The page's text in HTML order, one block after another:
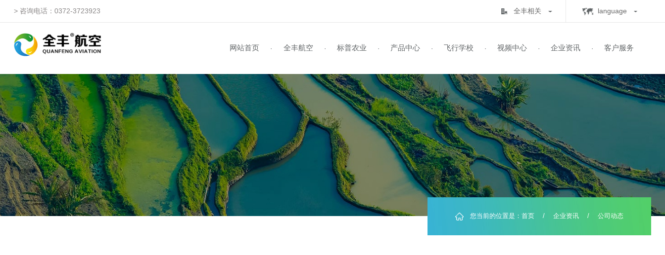
> 咨询电话：0372-3723923 全丰相关
全丰航空
网站首页 · 全丰航空
企业风采 企业文化 资质荣誉 发展历程
· 标普农业
标普简介 标普旗舰店 标普新闻 飞防五事 业务范围
产品中心
全丰航空TP-22 全丰航空TP-22热雾机 自由鹰TP-32 全球鹰T2000
自由鹰ZP 自由鹰DP（3WQFDP-1 自由鹰1S 全球鹰 飞防专用药剂 全球鹰-遥感无人机
· 飞行学校
学员风采 招生启事 新型农民培训
视频中心
企业视频 媒体报道 植保作业
企业资讯
行业资讯 公司动态 领导关怀 植保知识 飞手培训
资料下载 联系我们 在线留言 证书查询
您当前的位置是：首页/企业资讯/公